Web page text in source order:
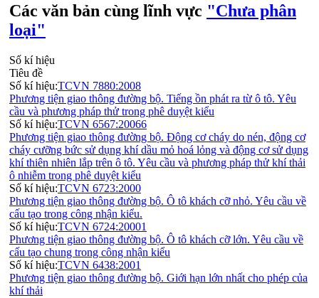
Các văn bản cùng lĩnh vực "Chưa phân
loại"
Số kí hiệu
Tiêu đề
Số kí hiệu:TCVN 7880:2008
Phương tiện giao thông đường bộ. Tiếng ồn phát ra từ ô tô. Yêu
cầu và phương pháp thử trong phê duyệt kiểu
Số kí hiệu:TCVN 6567:20066
Phương tiện giao thông đường bộ. Động cơ cháy do nén, động cơ
cháy cưỡng bức sử dụng khí dầu mỏ hoá lỏng và động cơ sử dụng
khí thiên nhiên lắp trên ô tô. Yêu cầu và phương pháp thử khí thải
ô nhiễm trong phê duyệt kiểu
Số kí hiệu:TCVN 6723:2000
Phương tiện giao thông đường bộ. Ô tô khách cỡ nhỏ. Yêu cầu về
cấu tạo trong công nhận kiểu.
Số kí hiệu:TCVN 6724:20001
Phương tiện giao thông đường bộ. Ô tô khách cỡ lớn. Yêu cầu về
cấu tạo chung trong công nhận kiểu
Số kí hiệu:TCVN 6438:2001
Phương tiện giao thông đường bộ. Giới hạn lớn nhất cho phép của
khí thải